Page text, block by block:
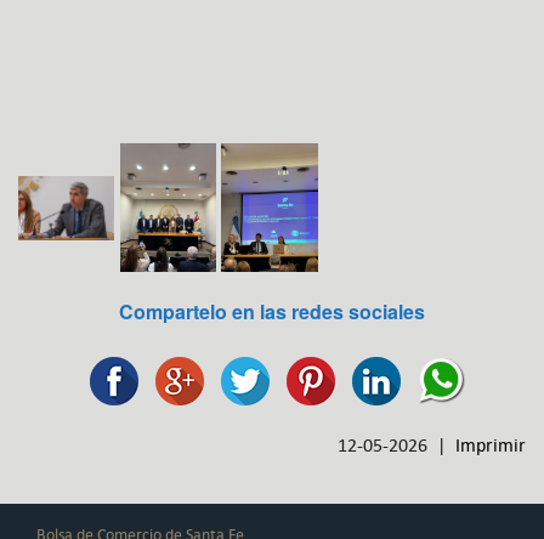
Compartelo en las redes sociales
12-05-2026 | Imprimir
Bolsa de Comercio de Santa Fe